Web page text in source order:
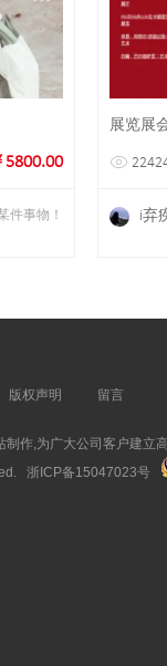
5800.00
件事物！
展览展
i弃
版权声明
留言
作,为广大公司客户建立高
浙ICP备15047023号